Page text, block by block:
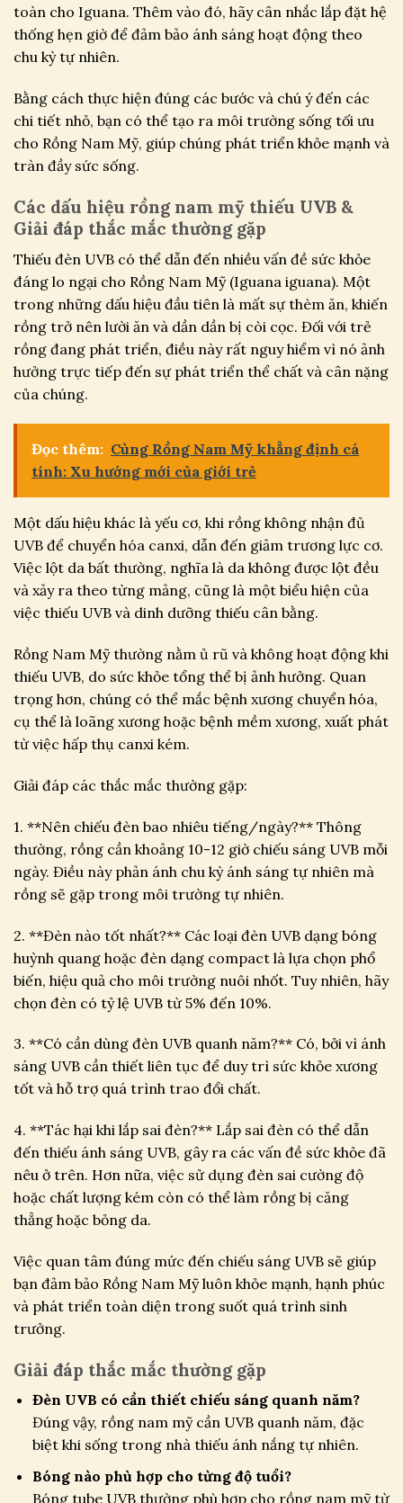
toàn cho Iguana. Thêm vào đó, hãy cân nhắc lắp đặt hệ
thống hẹn giờ để đảm bảo ánh sáng hoạt động theo
chu kỳ tự nhiên.
Bằng cách thực hiện đúng các bước và chú ý đến các
chi tiết nhỏ, bạn có thể tạo ra môi trường sống tối ưu
cho Rồng Nam Mỹ, giúp chúng phát triển khỏe mạnh và
tràn đầy sức sống.
Các dấu hiệu rồng nam mỹ thiếu UVB &
Giải đáp thắc mắc thường gặp
Thiếu đèn UVB có thể dẫn đến nhiều vấn đề sức khỏe
đáng lo ngại cho Rồng Nam Mỹ (Iguana iguana). Một
trong những dấu hiệu đầu tiên là mất sự thèm ăn, khiến
rồng trở nên lười ăn và dần dần bị còi cọc. Đối với trẻ
rồng đang phát triển, điều này rất nguy hiểm vì nó ảnh
hưởng trực tiếp đến sự phát triển thể chất và cân nặng
của chúng.
Đọc thêm: Cùng Rồng Nam Mỹ khẳng định cá
tính: Xu hướng mới của giới trẻ
Một dấu hiệu khác là yếu cơ, khi rồng không nhận đủ
UVB để chuyển hóa canxi, dẫn đến giảm trương lực cơ.
Việc lột da bất thường, nghĩa là da không được lột đều
và xảy ra theo từng mảng, cũng là một biểu hiện của
việc thiếu UVB và dinh dưỡng thiếu cân bằng.
Rồng Nam Mỹ thường nằm ủ rũ và không hoạt động khi
thiếu UVB, do sức khỏe tổng thể bị ảnh hưởng. Quan
trọng hơn, chúng có thể mắc bệnh xương chuyển hóa,
cụ thể là loãng xương hoặc bệnh mềm xương, xuất phát
từ việc hấp thụ canxi kém.
Giải đáp các thắc mắc thường gặp:
1. **Nên chiếu đèn bao nhiêu tiếng/ngày?** Thông
thường, rồng cần khoảng 10-12 giờ chiếu sáng UVB mỗi
ngày. Điều này phản ánh chu kỳ ánh sáng tự nhiên mà
rồng sẽ gặp trong môi trường tự nhiên.
2. **Đèn nào tốt nhất?** Các loại đèn UVB dạng bóng
huỳnh quang hoặc đèn dạng compact là lựa chọn phổ
biến, hiệu quả cho môi trường nuôi nhốt. Tuy nhiên, hãy
chọn đèn có tỷ lệ UVB từ 5% đến 10%.
3. **Có cần dùng đèn UVB quanh năm?** Có, bởi vì ánh
sáng UVB cần thiết liên tục để duy trì sức khỏe xương
tốt và hỗ trợ quá trình trao đổi chất.
4. **Tác hại khi lắp sai đèn?** Lắp sai đèn có thể dẫn
đến thiếu ánh sáng UVB, gây ra các vấn đề sức khỏe đã
nêu ở trên. Hơn nữa, việc sử dụng đèn sai cường độ
hoặc chất lượng kém còn có thể làm rồng bị căng
thẳng hoặc bỏng da.
Việc quan tâm đúng mức đến chiếu sáng UVB sẽ giúp
bạn đảm bảo Rồng Nam Mỹ luôn khỏe mạnh, hạnh phúc
và phát triển toàn diện trong suốt quá trình sinh
trưởng.
Giải đáp thắc mắc thường gặp
Đèn UVB có cần thiết chiếu sáng quanh năm?
Đúng vậy, rồng nam mỹ cần UVB quanh năm, đặc
biệt khi sống trong nhà thiếu ánh nắng tự nhiên.
Bóng nào phù hợp cho từng độ tuổi?
Bóng tube UVB thường phù hợp cho rồng nam mỹ từ